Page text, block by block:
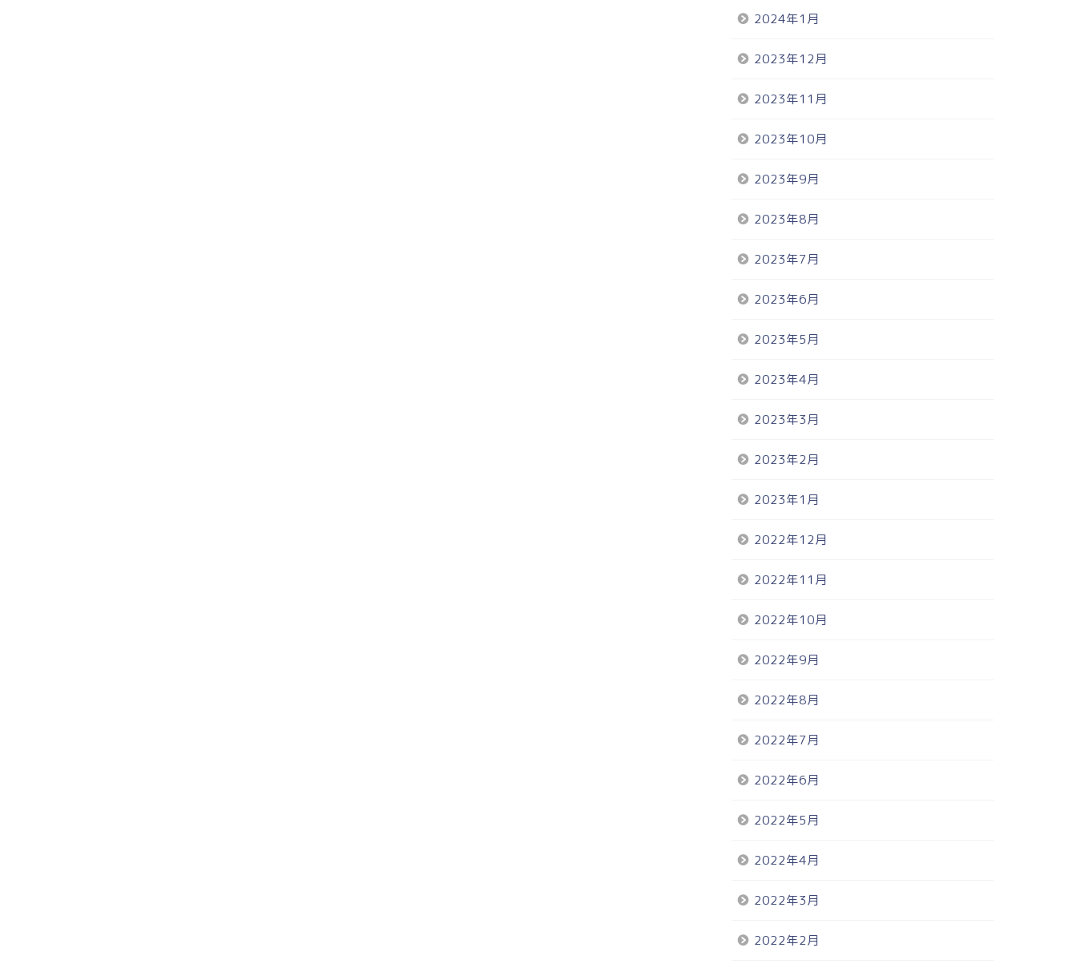
2024年1月
2023年12月
2023年11月
2023年10月
2023年9月
2023年8月
2023年7月
2023年6月
2023年5月
2023年4月
2023年3月
2023年2月
2023年1月
2022年12月
2022年11月
2022年10月
2022年9月
2022年8月
2022年7月
2022年6月
2022年5月
2022年4月
2022年3月
2022年2月